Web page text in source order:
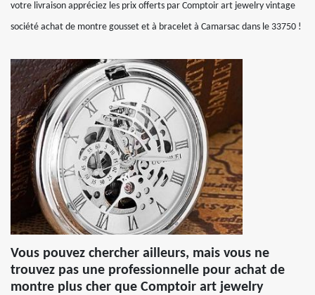
votre livraison appréciez les prix offerts par Comptoir art jewelry vintage
société achat de montre gousset et à bracelet à Camarsac dans le 33750 !
Vous pouvez chercher ailleurs, mais vous ne
trouvez pas une professionnelle pour achat de
montre plus cher que Comptoir art jewelry